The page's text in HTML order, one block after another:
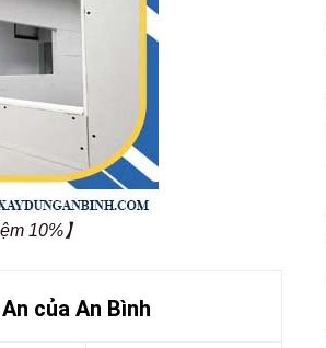
10%】
của An Bình